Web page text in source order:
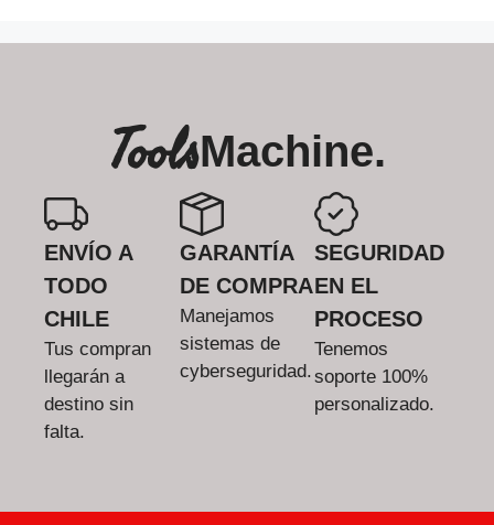
ToolsMachine.
ENVÍO A
TODO
CHILE
Tus compran
llegarán a
destino sin
falta.
GARANTÍA
DE COMPRA
Manejamos
sistemas de
cyberseguridad.
SEGURIDAD
EN EL
PROCESO
Tenemos
soporte 100%
personalizado.